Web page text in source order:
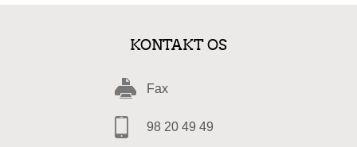
KONTAKT OS
Fax
98 20 49 49